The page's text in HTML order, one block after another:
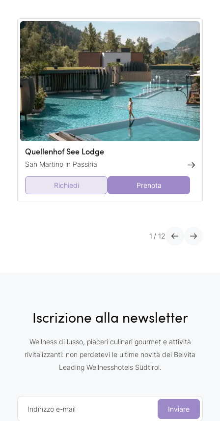
Quellenhof See Lodge
San Martino in Passiria
Richiedi Prenota
1 / 12
Iscrizione alla newsletter
Wellness di lusso, piaceri culinari gourmet e attività
rivitalizzanti: non perdetevi le ultime novità dei Belvita
Leading Wellnesshotels Südtirol.
Indirizzo e-mail Inviare